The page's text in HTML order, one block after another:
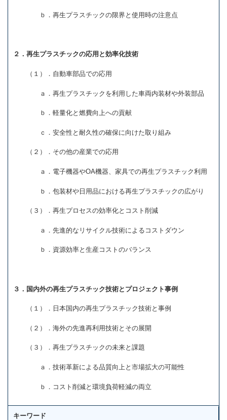
ｂ．再生プラスチックの限界と使用時の注意点
２．再生プラスチックの応用と効率化技術
（１）．自動車部品での応用
ａ．再生プラスチックを利用した車両内装材や外装部品
ｂ．軽量化と燃費向上への貢献
ｃ．安全性と耐久性の確保に向けた取り組み
（２）．その他の産業での応用
ａ．電子機器やOA機器、家具での再生プラスチック利用
ｂ．包装材や日用品における再生プラスチックの広がり
（３）．再生プロセスの効率化とコスト削減
ａ．先進的なリサイクル技術によるコストダウン
ｂ．資源効率と生産コストのバランス
３．国内外の再生プラスチック技術とプロジェクト事例
（１）．日本国内の再生プラスチック技術と事例
（２）．海外の先進再利用技術とその展開
（３）．再生プラスチックの未来と課題
ａ．技術革新による品質向上と市場拡大の可能性
ｂ．コスト削減と環境負荷軽減の両立
キーワード